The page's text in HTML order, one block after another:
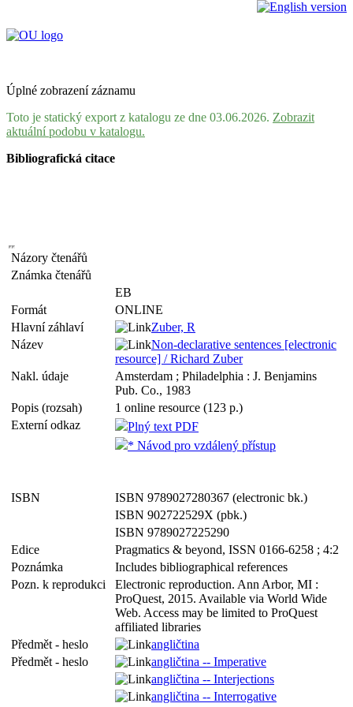
Úplné zobrazení záznamu
Toto je statický export z katalogu ze dne 03.06.2026. Zobrazit
aktuální podobu v katalogu.
Bibliografická citace
Názory čtenářů
Známka čtenářů
EB
Formát
ONLINE
Hlavní záhlaví
Zuber, R
Název
Non-declarative sentences [electronic
resource] / Richard Zuber
Nakl. údaje
Amsterdam ; Philadelphia : J. Benjamins
Pub. Co., 1983
Popis (rozsah)
1 online resource (123 p.)
Externí odkaz
Plný text PDF
* Návod pro vzdálený přístup
ISBN
ISBN 9789027280367 (electronic bk.)
ISBN 902722529X (pbk.)
ISBN 9789027225290
Edice
Pragmatics & beyond, ISSN 0166-6258 ; 4:2
Poznámka
Includes bibliographical references
Pozn. k reprodukci
Electronic reproduction. Ann Arbor, MI :
ProQuest, 2015. Available via World Wide
Web. Access may be limited to ProQuest
affiliated libraries
Předmět - heslo
angličtina
Předmět - heslo
angličtina -- Imperative
angličtina -- Interjections
angličtina -- Interrogative